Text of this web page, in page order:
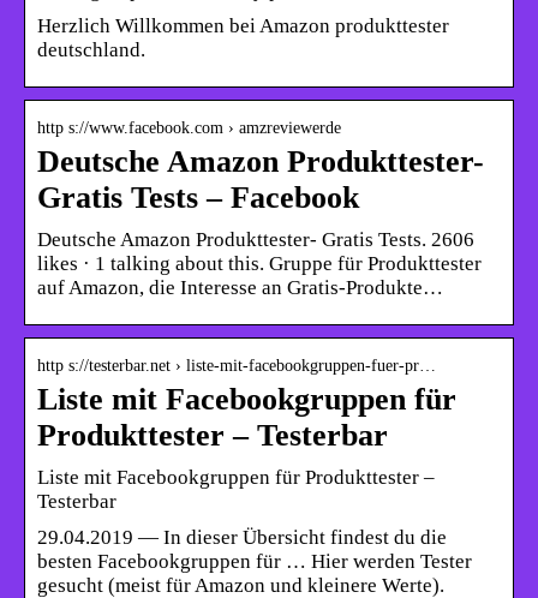
Herzlich Willkommen bei Amazon produkttester
deutschland.
http s://www.facebook.com › amzreviewerde
Deutsche Amazon Produkttester-
Gratis Tests – Facebook
Deutsche Amazon Produkttester- Gratis Tests. 2606
likes · 1 talking about this. Gruppe für Produkttester
auf Amazon, die Interesse an Gratis-Produkte…
http s://testerbar.net › liste-mit-facebookgruppen-fuer-pr…
Liste mit Facebookgruppen für
Produkttester – Testerbar
Liste mit Facebookgruppen für Produkttester –
Testerbar
29.04.2019 — In dieser Übersicht findest du die
besten Facebookgruppen für … Hier werden Tester
gesucht (meist für Amazon und kleinere Werte).